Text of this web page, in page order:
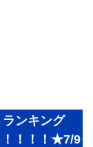
ンキング
！！！！★7/9